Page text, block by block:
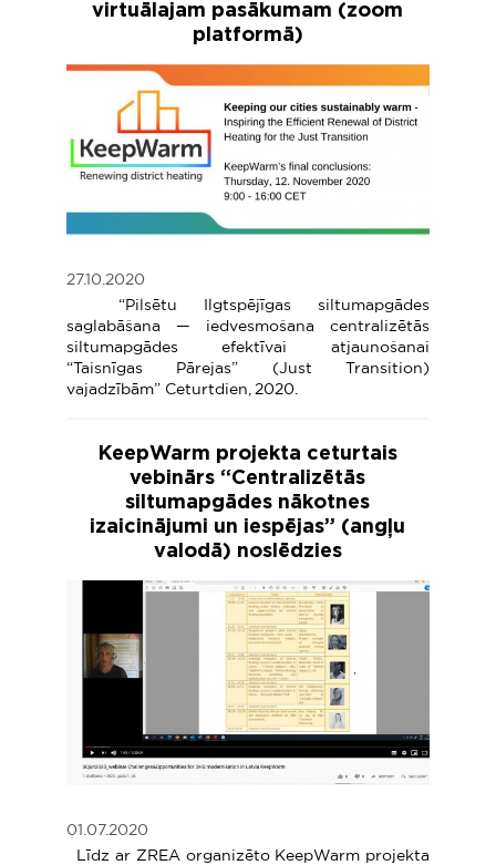
virtuālajam pasākumam (zoom
platformā)
27.10.2020
“Pilsētu Ilgtspējīgas siltumapgādes
saglabāšana — iedvesmošana centralizētās
siltumapgādes efektīvai atjaunošanai
“Taisnīgas Pārejas” (Just Transition)
vajadzībām” Ceturtdien, 2020.
KeepWarm projekta ceturtais
vebinārs “Centralizētās
siltumapgādes nākotnes
izaicinājumi un iespējas” (angļu
valodā) noslēdzies
01.07.2020
Līdz ar ZREA organizēto KeepWarm projekta